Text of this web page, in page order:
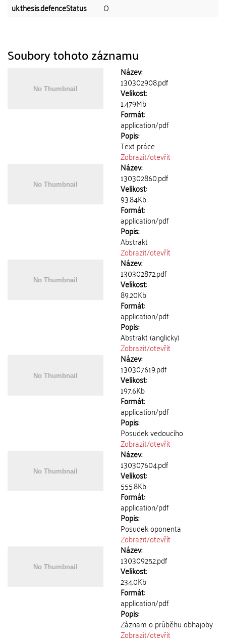
uk.thesis.defenceStatus
O
Soubory tohoto záznamu
Název:
130302908.pdf
Velikost:
1.479Mb
Formát:
application/pdf
Popis:
Text práce
Zobrazit/otevřít
Název:
130302860.pdf
Velikost:
93.84Kb
Formát:
application/pdf
Popis:
Abstrakt
Zobrazit/otevřít
Název:
130302872.pdf
Velikost:
89.20Kb
Formát:
application/pdf
Popis:
Abstrakt (anglicky)
Zobrazit/otevřít
Název:
130307619.pdf
Velikost:
197.6Kb
Formát:
application/pdf
Popis:
Posudek vedoucího
Zobrazit/otevřít
Název:
130307604.pdf
Velikost:
555.8Kb
Formát:
application/pdf
Popis:
Posudek oponenta
Zobrazit/otevřít
Název:
130309252.pdf
Velikost:
234.0Kb
Formát:
application/pdf
Popis:
Záznam o průběhu obhajoby
Zobrazit/otevřít